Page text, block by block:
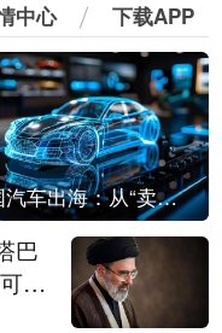
中心 下载APP
中国汽车出海：从“卖出去”到“走进去”
巴
能